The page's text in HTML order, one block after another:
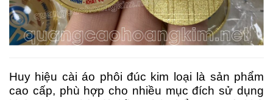
Huy hiệu cài áo phôi đúc kim loại là sản phẩm
cao cấp, phù hợp cho nhiều mục đích sử dụng